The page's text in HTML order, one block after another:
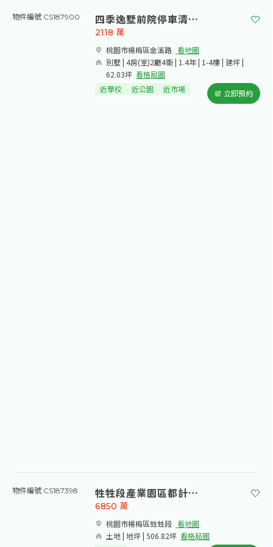
物件編號 CS187900 四季逸墅前院停車清幽別墅
桃園市楊梅區金溪路​ 看地圖
別墅 | 4房(室)2廳4衛 | 1.4年 | 1-4樓 | 建坪 |
62.03坪 看格局圖
2118 萬
近學校 近公園 近市場 立即預約
物件編號 CS187398 牲牲段產業園區都計農地
桃園市楊梅區甡甡段​ 看地圖
土地 | 地坪 | 506.82坪 看格局圖
6850 萬